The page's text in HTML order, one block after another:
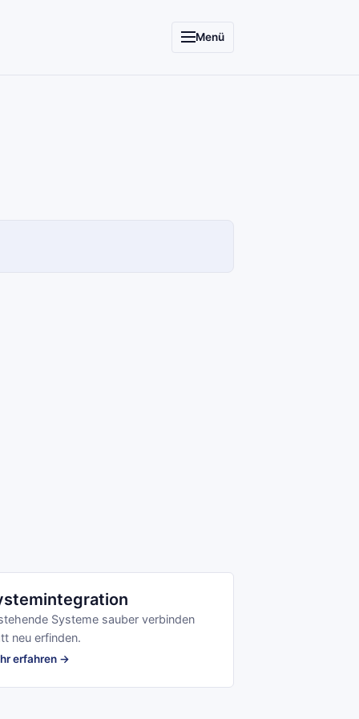
Menü
Systeme sauber verbinden
neu erfinden.
erfahren →